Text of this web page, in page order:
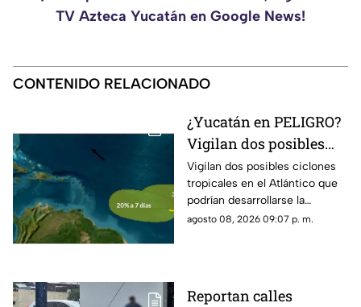
TV Azteca Yucatán en Google News!
CONTENIDO RELACIONADO
¿Yucatán en PELIGRO?
Vigilan dos posibles
ciclones en el Atlantico;
esto se sabe
Vigilan dos posibles ciclones
tropicales en el Atlántico que
podrían desarrollarse la
próxima semana y más de uno
agosto 08, 2026 09:07 p. m.
Reportan calles